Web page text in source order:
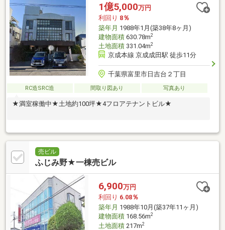
1億5,000万円
利回り 8％
築年月 1988年1月(築38年8ヶ月)
建物面積630.78m2
土地面積331.04m2
京成本線 京成成田駅 徒歩11分
千葉県富里市日吉台２丁目
RC造SRC造 間取り図あり 写真あり
★満室稼働中★土地約100坪★4フロアテナントビル★
売ビル
ふじみ野★一棟売ビル
6,900万円
利回り 6.08％
築年月 1988年10月(築37年11ヶ月)
建物面積168.56m2
土地面積217m2